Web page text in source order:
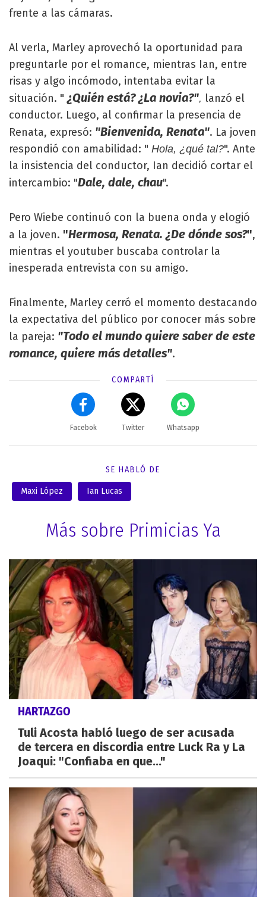
frente a las cámaras.
Al verla, Marley aprovechó la oportunidad para
preguntarle por el romance, mientras Ian, entre
risas y algo incómodo, intentaba evitar la
situación. " ¿Quién está? ¿La novia?", lanzó el
conductor. Luego, al confirmar la presencia de
Renata, expresó: "Bienvenida, Renata". La joven
respondió con amabilidad: " Hola, ¿qué tal?". Ante
la insistencia del conductor, Ian decidió cortar el
intercambio: "Dale, dale, chau".
Pero Wiebe continuó con la buena onda y elogió
a la joven. "Hermosa, Renata. ¿De dónde sos?",
mientras el youtuber buscaba controlar la
inesperada entrevista con su amigo.
Finalmente, Marley cerró el momento destacando
la expectativa del público por conocer más sobre
la pareja: "Todo el mundo quiere saber de este
romance, quiere más detalles".
COMPARTÍ
Facebok Twitter Whatsapp
SE HABLÓ DE
Maxi López Ian Lucas
Más sobre Primicias Ya
HARTAZGO
Tuli Acosta habló luego de ser acusada
de tercera en discordia entre Luck Ra y La
Joaqui: "Confiaba en que..."